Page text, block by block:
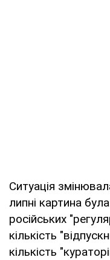
Ситуація
липні картина
російських
кількість
кількість